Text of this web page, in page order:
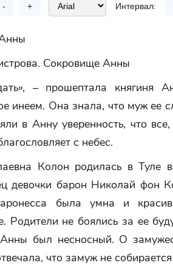
- + Интервал:
Сокровище Анны
– прошептала княгиня
инеем. Она знала, что муж ее
в Анну уверенность, что
с небес.
Колон родилась в Туле в
девочки барон Николай фон
была умна и
Родители не боялись за ее
был несносный. О
что замуж не